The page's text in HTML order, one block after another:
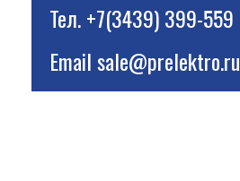
Тел.+7(3439) 399-559
Emailsale@prelektro.ru